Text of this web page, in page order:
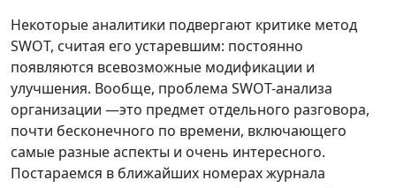
Некоторые аналитики подвергают критике метод
SWOT, считая его устаревшим: постоянно
появляются всевозможные модификации и
улучшения. Вообще, проблема SWOT-анализа
организации —это предмет отдельного разговора,
почти бесконечного по времени, включающего
самые разные аспекты и очень интересного.
Постараемся в ближайших номерах журнала